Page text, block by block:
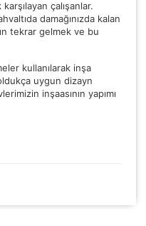
çalışanlar.
damağınızda kalan
tekrar gelmek ve bu
kullanılarak inşa
uygun dizayn
inşaasının yapımı